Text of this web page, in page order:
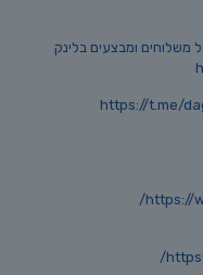
משלוחים ומבצעים בלינק